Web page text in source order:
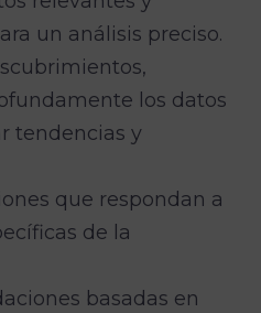
un análisis preciso.
los datos
tendencias y
que respondan a
de la
basadas en